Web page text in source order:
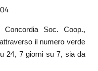
Soc. Coop.,
il numero verde
24, 7 giorni su 7, sia da